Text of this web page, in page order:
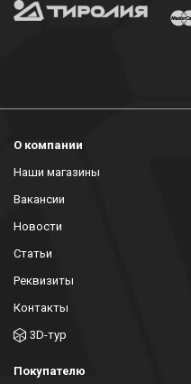
О компании
Наши магазины
Вакансии
Новости
Статьи
Реквизиты
Контакты
3D-тур
Покупателю